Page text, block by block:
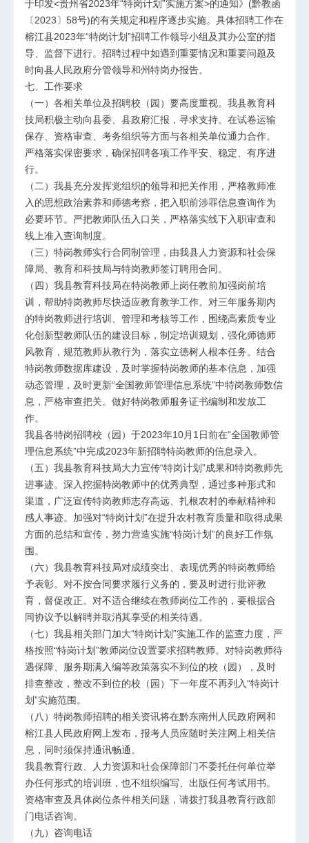
于印发<贵州省2023年“特岗计划”实施方案>的通知》(黔教函
〔2023〕58号)的有关规定和程序逐步实施。具体招聘工作在
榕江县2023年“特岗计划”招聘工作领导小组及其办公室的指
导、监督下进行。招聘过程中如遇到重要情况和重要问题及
时向县人民政府分管领导和州特岗办报告。
七、工作要求
（一）各相关单位及招聘校（园）要高度重视。我县教育科
技局积极主动向县委、县政府汇报，寻求支持。在试卷运输
保存、资格审查、考务组织等方面与各相关单位通力合作。
严格落实保密要求，确保招聘各项工作平安、稳定、有序进
行。
（二）我县充分发挥党组织的领导和把关作用，严格教师准
入的思想政治素养和师德考察，把入职前涉罪信息查询作为
必要环节。严把教师队伍入口关，严格落实线下入职审查和
线上准入查询制度。
（三）特岗教师实行合同制管理，由我县人力资源和社会保
障局、教育和科技局与特岗教师签订聘用合同。
（四）我县教育科技局在特岗教师上岗任教前加强岗前培
训，帮助特岗教师尽快适应教育教学工作。对三年服务期内
的特岗教师进行培训、管理和考核等工作，围绕高素质专业
化创新型教师队伍的建设目标，制定培训规划，强化师德师
风教育，规范教师从教行为，落实立德树人根本任务。结合
特岗教师数据库建设，及时掌握特岗教师的基本信息，加强
动态管理，及时更新“全国教师管理信息系统”中特岗教师数信
息，严格审查把关。做好特岗教师服务证书编制和发放工
作。
我县各特岗招聘校（园）于2023年10月1日前在“全国教师管
理信息系统”中完成2023年新招聘特岗教师的信息录入。
（五）我县教育科技局大力宣传“特岗计划”成果和特岗教师先
进事迹。深入挖掘特岗教师中的优秀典型，通过多种形式和
渠道，广泛宣传特岗教师志存高远、扎根农村的奉献精神和
感人事迹。加强对“特岗计划”在提升农村教育质量和取得成果
方面的总结和宣传，努力营造实施“特岗计划”的良好工作氛
围。
（六）我县教育科技局对成绩突出、表现优秀的特岗教师给
予表彰。对不按合同要求履行义务的，要及时进行批评教
育，督促改正。对不适合继续在教师岗位工作的，要根据合
同协议予以解聘并取消其享受的相关待遇。
（七）我县相关部门加大“特岗计划”实施工作的监查力度，严
格按照“特岗计划”教师岗位设置要求招聘教师。对特岗教师待
遇保障、服务期满入编等政策落实不到位的校（园），及时
排查整改，整改不到位的校（园）下一年度不再列入“特岗计
划”实施范围。
（八）特岗教师招聘的相关资讯将在黔东南州人民政府网和
榕江县人民政府网上发布，报考人员应随时关注网上相关信
息，同时须保持通讯畅通。
我县教育行政、人力资源和社会保障部门不委托任何单位举
办任何形式的培训班，也不组织编写、出版任何考试用书。
资格审查及具体岗位条件相关问题，请拨打我县教育行政部
门电话咨询。
（九）咨询电话